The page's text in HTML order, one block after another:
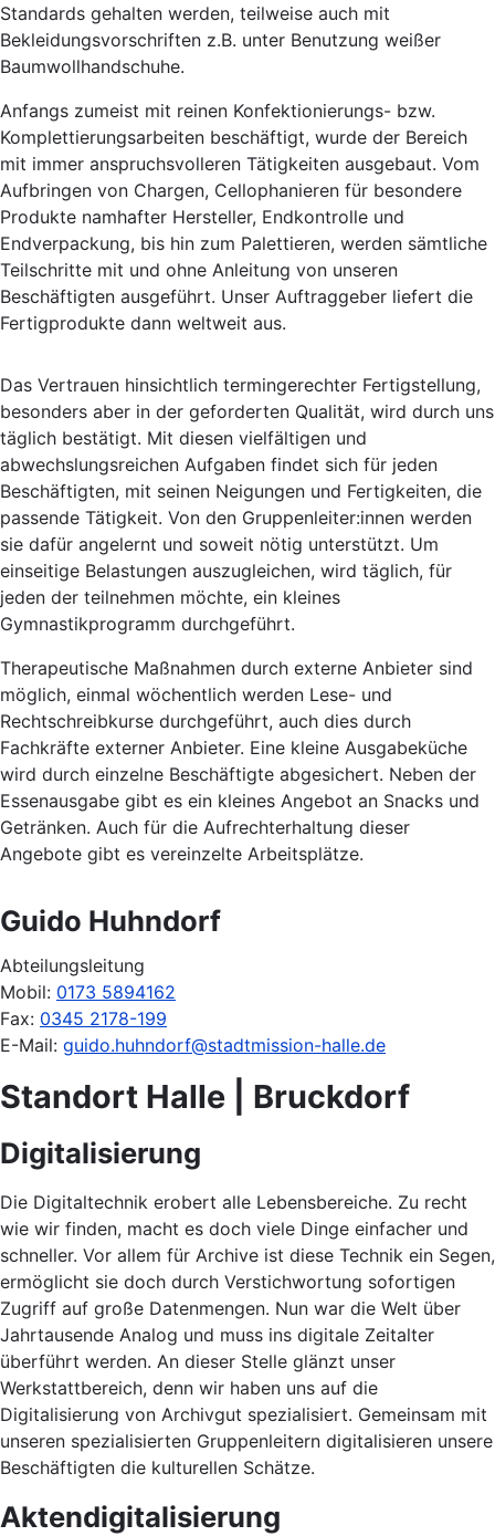
Standards gehalten werden, teilweise auch mit
Bekleidungsvorschriften z.B. unter Benutzung weißer
Baumwollhandschuhe.
Anfangs zumeist mit reinen Konfektionierungs- bzw.
Komplettierungsarbeiten beschäftigt, wurde der Bereich
mit immer anspruchsvolleren Tätigkeiten ausgebaut. Vom
Aufbringen von Chargen, Cellophanieren für besondere
Produkte namhafter Hersteller, Endkontrolle und
Endverpackung, bis hin zum Palettieren, werden sämtliche
Teilschritte mit und ohne Anleitung von unseren
Beschäftigten ausgeführt. Unser Auftraggeber liefert die
Fertigprodukte dann weltweit aus.
Das Vertrauen hinsichtlich termingerechter Fertigstellung,
besonders aber in der geforderten Qualität, wird durch uns
täglich bestätigt. Mit diesen vielfältigen und
abwechslungsreichen Aufgaben findet sich für jeden
Beschäftigten, mit seinen Neigungen und Fertigkeiten, die
passende Tätigkeit. Von den Gruppenleiter:innen werden
sie dafür angelernt und soweit nötig unterstützt. Um
einseitige Belastungen auszugleichen, wird täglich, für
jeden der teilnehmen möchte, ein kleines
Gymnastikprogramm durchgeführt.
Therapeutische Maßnahmen durch externe Anbieter sind
möglich, einmal wöchentlich werden Lese- und
Rechtschreibkurse durchgeführt, auch dies durch
Fachkräfte externer Anbieter. Eine kleine Ausgabeküche
wird durch einzelne Beschäftigte abgesichert. Neben der
Essenausgabe gibt es ein kleines Angebot an Snacks und
Getränken. Auch für die Aufrechterhaltung dieser
Angebote gibt es vereinzelte Arbeitsplätze.
Guido Huhndorf
Abteilungsleitung
Mobil: 0173 5894162
Fax: 0345 2178-199
E-Mail: guido.huhndorf@stadtmission-halle.de
Standort Halle | Bruckdorf
Digitalisierung
Die Digitaltechnik erobert alle Lebensbereiche. Zu recht
wie wir finden, macht es doch viele Dinge einfacher und
schneller. Vor allem für Archive ist diese Technik ein Segen,
ermöglicht sie doch durch Verstichwortung sofortigen
Zugriff auf große Datenmengen. Nun war die Welt über
Jahrtausende Analog und muss ins digitale Zeitalter
überführt werden. An dieser Stelle glänzt unser
Werkstattbereich, denn wir haben uns auf die
Digitalisierung von Archivgut spezialisiert. Gemeinsam mit
unseren spezialisierten Gruppenleitern digitalisieren unsere
Beschäftigten die kulturellen Schätze.
Aktendigitalisierung